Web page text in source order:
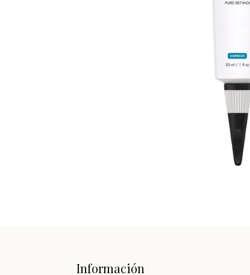
Información